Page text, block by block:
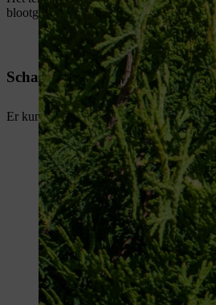
blootgesteld aan de zon en kunnen ze
Schade door sneeuw
Er kunnen dunne plekken ontstaan